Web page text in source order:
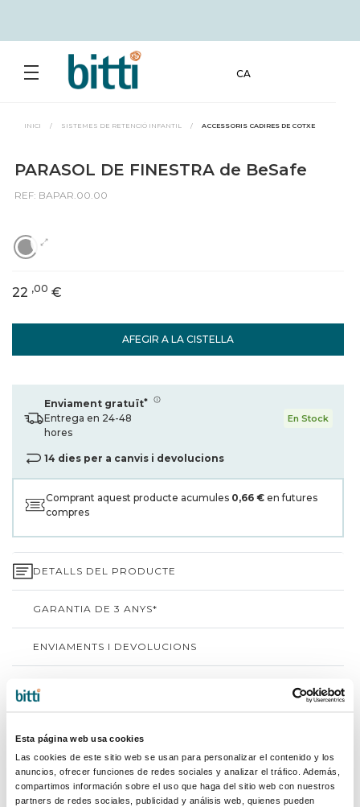
Esta página web usa cookies
Las cookies de este sitio web se usan para personalizar el contenido y los
anuncios, ofrecer funciones de redes sociales y analizar el tráfico. Además,
compartimos información sobre el uso que haga del sitio web con nuestros
partners de redes sociales, publicidad y análisis web, quienes pueden
CA
INICI / SISTEMES DE RETENCIÓ INFANTIL / ACCESSORIS CADIRES DE COTXE
PARASOL DE FINESTRA de BeSafe
REF: BAPAR.00.00
AFEGIR A LA CISTELLA
22 ,00 €
Enviament gratuït*
Entrega en 24-48
hores
En Stock
14 dies per a canvis i devolucions
Comprant aquest producte acumules 0,66 € en futures
compres
DETALLS DEL PRODUCTE
GARANTIA DE 3 ANYS*
ENVIAMENTS I DEVOLUCIONS
COMPLETA LA TEVA COMPRA